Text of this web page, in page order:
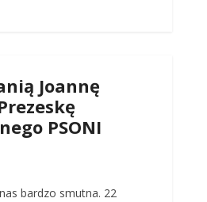
Joannę
PSONI
bardzo smutna. 22